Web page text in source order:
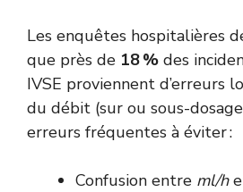
Les enquêtes hospitalières
que près de 18 % des
IVSE proviennent d’erreurs
du débit (sur ou sous-
erreurs fréquentes à éviter :
Confusion entre ml/h